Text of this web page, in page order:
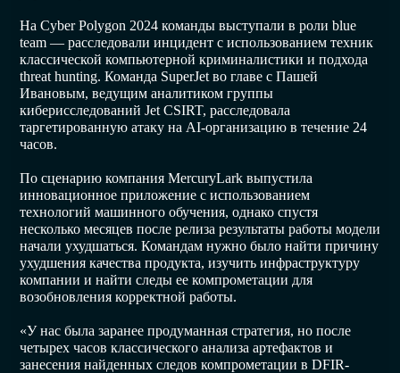
На Cyber Polygon 2024 команды выступали в роли blue
team — расследовали инцидент с использованием техник
классической компьютерной криминалистики и подхода
threat hunting. Команда SuperJet во главе с Пашей
Ивановым, ведущим аналитиком группы
киберисследований Jet CSIRT, расследовала
таргетированную атаку на AI-организацию в течение 24
часов.
По сценарию компания MercuryLark выпустила
инновационное приложение с использованием
технологий машинного обучения, однако спустя
несколько месяцев после релиза результаты работы модели
начали ухудшаться. Командам нужно было найти причину
ухудшения качества продукта, изучить инфраструктуру
компании и найти следы ее компрометации для
возобновления корректной работы.
«У нас была заранее продуманная стратегия, но после
четырех часов классического анализа артефактов и
занесения найденных следов компрометации в DFIR-